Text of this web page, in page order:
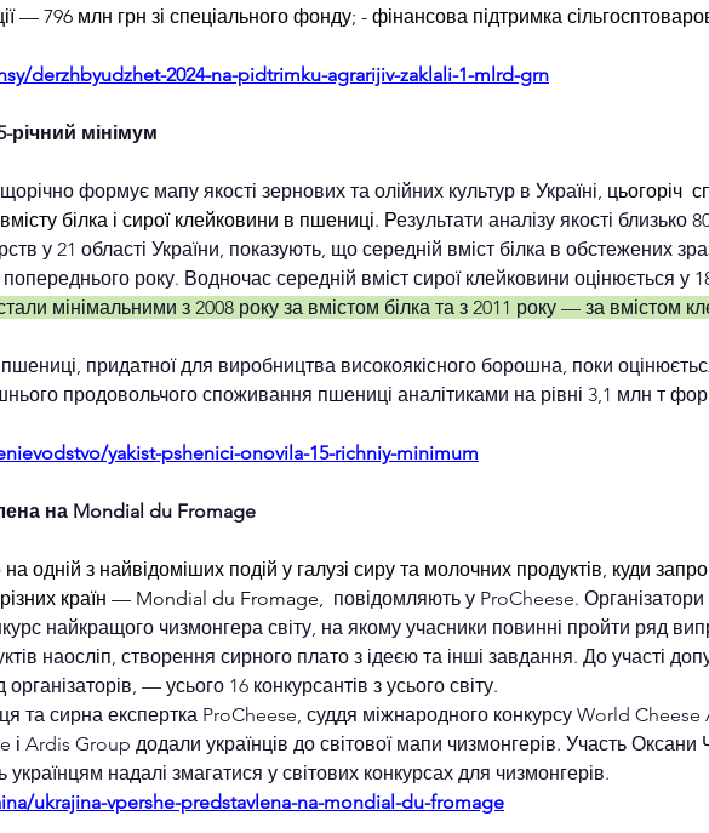
— 796 млн грн зі спеціального фонду; - фінансова підтримка
derzhbyudzhet-2024-na-pidtrimku-agrarijiv-zaklali-1-mlrd-grn
річний мінімум
формує мапу якості зернових та олійних культур в Україні, цьогоріч
білка і сирої клейковини в пшениці. Результати аналізу якості близько
у 21 області України, показують, що середній вміст білка в обстежених
року. Водночас середній вміст сирої клейковини оцінюється у
мінімальними з 2008 року за вмістом білка та з 2011 року — за вмістом
придатної для виробництва високоякісного борошна, поки
продовольчого споживання пшениці аналітиками на рівні 3,1 млн т
yakist-pshenici-onovila-15-richniy-minimum
на Mondial du Fromage
одній з найвідоміших подій у галузі сиру та молочних продуктів, куди
різних країн — Mondial du Fromage, повідомляють у ProCheese.
найкращого чизмонгера світу, на якому учасники повинні пройти ряд
наосліп, створення сирного плато з ідеєю та інші завдання. До участі
— усього 16 конкурсантів з усього світу.
та сирна експертка ProCheese, суддя міжнародного конкурсу World
Ardis Group додали українців до світової мапи чизмонгерів. Участь
надалі змагатися у світових конкурсах для чизмонгерів.
ukrajina-vpershe-predstavlena-na-mondial-du-fromage